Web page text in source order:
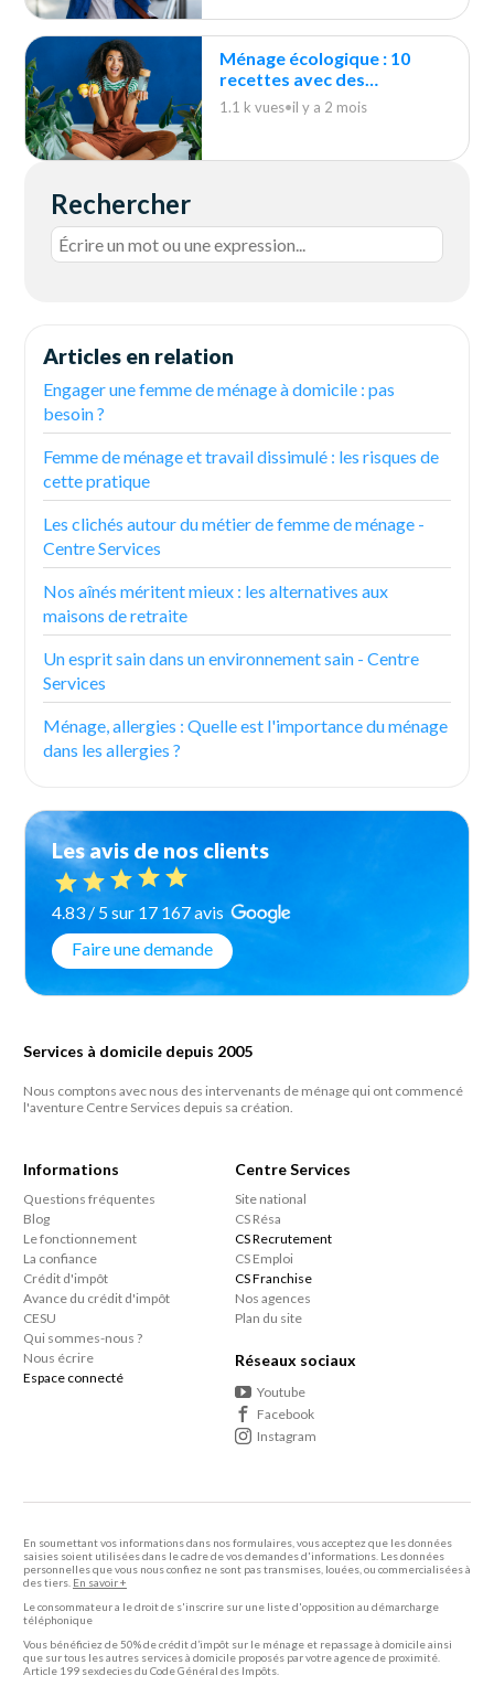
Ménage écologique : 10
recettes avec des
indispensables du quotidien
1.1 k vues•il y a 2 mois
Rechercher
Articles en relation
Engager une femme de ménage à domicile : pas
besoin ?
Femme de ménage et travail dissimulé : les risques de
cette pratique
Les clichés autour du métier de femme de ménage -
Centre Services
Nos aînés méritent mieux : les alternatives aux
maisons de retraite
Un esprit sain dans un environnement sain - Centre
Services
Ménage, allergies : Quelle est l'importance du ménage
dans les allergies ?
Les avis de nos clients
4.83 / 5 sur 17 167 avis
Faire une demande
Services à domicile depuis 2005
Nous comptons avec nous des intervenants de ménage qui ont commencé
l'aventure Centre Services depuis sa création.
Informations
Questions fréquentes
Blog
Le fonctionnement
La confiance
Crédit d'impôt
Avance du crédit d'impôt
CESU
Qui sommes-nous ?
Nous écrire
Espace connecté
Centre Services
Site national
CS Résa
CS Recrutement
CS Emploi
CS Franchise
Nos agences
Plan du site
Réseaux sociaux
Youtube
Facebook
Instagram
En soumettant vos informations dans nos formulaires, vous acceptez que les données
saisies soient utilisées dans le cadre de vos demandes d'informations. Les données
personnelles que vous nous confiez ne sont pas transmises, louées, ou commercialisées à
des tiers. En savoir +
Le consommateur a le droit de s'inscrire sur une liste d'opposition au démarcharge
téléphonique
Vous bénéficiez de 50% de crédit d’impôt sur le ménage et repassage à domicile ainsi
que sur tous les autres services à domicile proposés par votre agence de proximité.
Article 199 sexdecies du Code Général des Impôts.